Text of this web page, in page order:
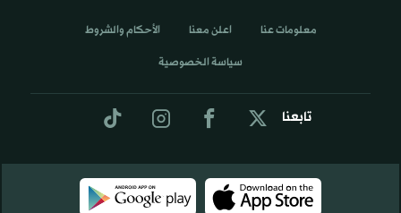
تابعنا
معلومات عنا اعلن معنا الأحكام والشروط
سياسة الخصوصية